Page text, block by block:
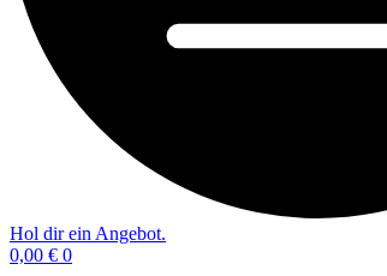
Hol dir ein Angebot.
0,00 € 0